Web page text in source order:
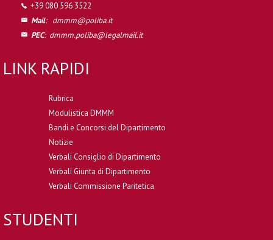
+39 080 596 3522
Mail: dmmm@poliba.it
PEC: dmmm.poliba@legalmail.it
LINK RAPIDI
Rubrica
Modulistica DMMM
Bandi e Concorsi del Dipartimento
Notizie
Verbali Consiglio di Dipartimento
Verbali Giunta di Dipartimento
Verbali Commissione Paritetica
STUDENTI